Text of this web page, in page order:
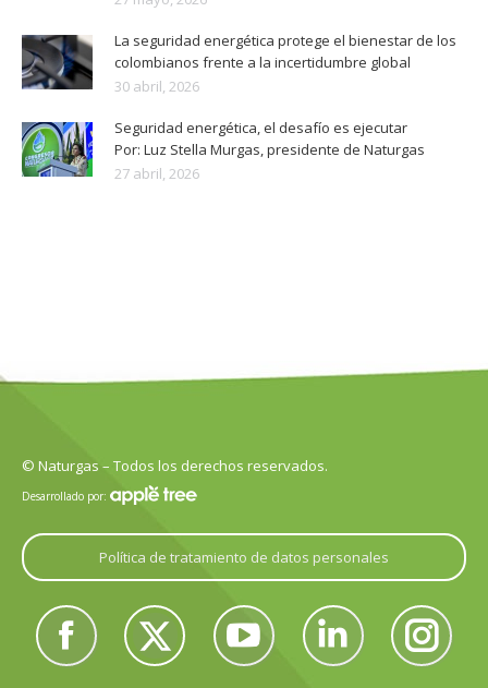
La seguridad energética protege el bienestar de los
colombianos frente a la incertidumbre global
30 abril, 2026
Seguridad energética, el desafío es ejecutar
Por: Luz Stella Murgas, presidente de Naturgas
27 abril, 2026
© Naturgas – Todos los derechos reservados.
Desarrollado por:
Política de tratamiento de datos personales
Encuéntranos en:
Facebook
Twitter
YouTube
Linkedin
Instagram